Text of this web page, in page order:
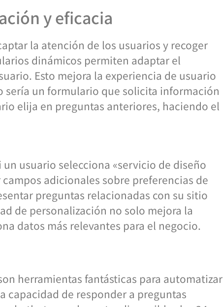
y eficacia
la atención de los usuarios y recoger
dinámicos permiten adaptar el
Esto mejora la experiencia de usuario
sería un formulario que solicita información
elija en preguntas anteriores, haciendo el
usuario selecciona «servicio de diseño
adicionales sobre preferencias de
preguntas relacionadas con su sitio
de personalización no solo mejora la
datos más relevantes para el negocio.
herramientas fantásticas para automatizar
capacidad de responder a preguntas